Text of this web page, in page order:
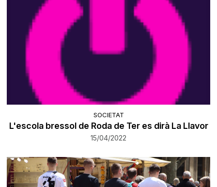
SOCIETAT
L'escola bressol de Roda de Ter es dirà La Llavor
15/04/2022